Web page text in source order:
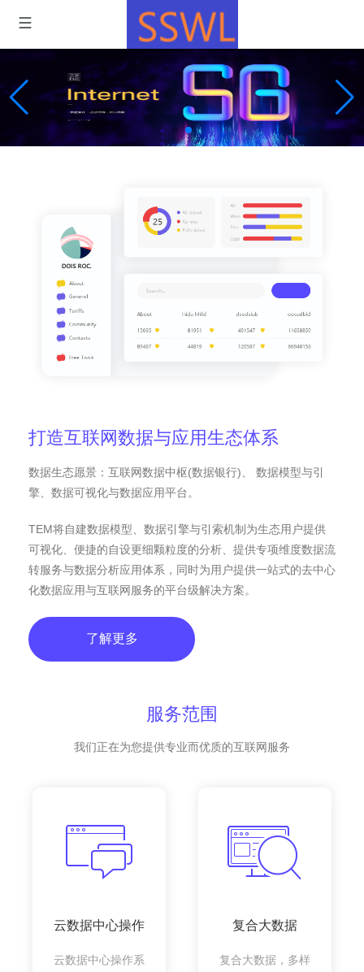
打造互联网数据与应用生态体系
数据生态愿景：互联网数据中枢(数据银行)、 数据模型与引
擎、数据可视化与数据应用平台。
TEM将自建数据模型、数据引擎与引索机制为生态用户提供
可视化、便捷的自设更细颗粒度的分析、提供专项维度数据流
转服务与数据分析应用体系，同时为用户提供一站式的去中心
化数据应用与互联网服务的平台级解决方案。
了解更多
服务范围
我们正在为您提供专业而优质的互联网服务
云数据中心操作
云数据中心操作系
复合大数据
复合大数据，多样